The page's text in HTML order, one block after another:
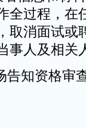
全过程，在
取消面试或
事人及相关
告知资格审